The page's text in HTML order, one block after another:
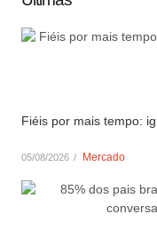
Fiéis por mais tempo:
05/08/2026 / Mercado